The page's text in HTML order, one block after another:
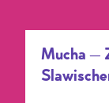
Mucha –